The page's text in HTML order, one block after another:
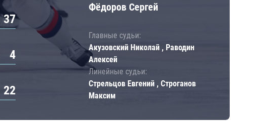
37
4
22
Фёдоров Сергей
Главные судьи:
Акузовский Николай , Раводин
Алексей
Линейные судьи:
Стрельцов Евгений , Строганов
Максим